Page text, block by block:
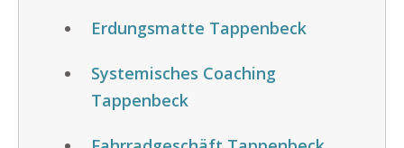
Erdungsmatte Tappenbeck
Systemisches Coaching
Tappenbeck